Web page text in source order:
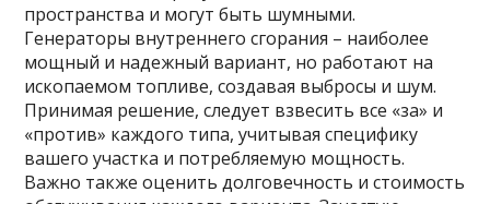
пространства и могут быть шумными.
Генераторы внутреннего сгорания – наиболее
мощный и надежный вариант, но работают на
ископаемом топливе, создавая выбросы и шум.
Принимая решение, следует взвесить все «за» и
«против» каждого типа, учитывая специфику
вашего участка и потребляемую мощность.
Важно также оценить долговечность и стоимость